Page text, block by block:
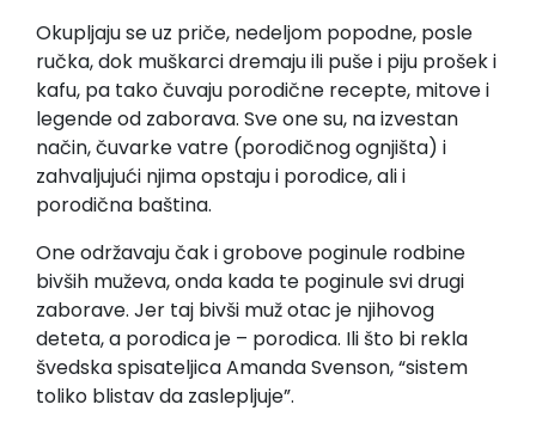
Okupljaju se uz priče, nedeljom popodne, posle
ručka, dok muškarci dremaju ili puše i piju prošek i
kafu, pa tako čuvaju porodične recepte, mitove i
legende od zaborava. Sve one su, na izvestan
način, čuvarke vatre (porodičnog ognjišta) i
zahvaljujući njima opstaju i porodice, ali i
porodična baština.
One održavaju čak i grobove poginule rodbine
bivših muževa, onda kada te poginule svi drugi
zaborave. Jer taj bivši muž otac je njihovog
deteta, a porodica je – porodica. Ili što bi rekla
švedska spisateljica Amanda Svenson, “sistem
toliko blistav da zaslepljuje”.